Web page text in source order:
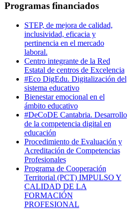
Programas financiados
STEP, de mejora de calidad,
inclusividad, eficacia y
pertinencia en el mercado
laboral.
Centro integrante de la Red
Estatal de centros de Excelencia
#Eco DigEdu. Digitalización del
sistema educativo
Bienestar emocional en el
ámbito educativo
#DeCoDE Cantabria. Desarrollo
de la competencia digital en
educación
Procedimiento de Evaluación y
Acreditación de Competencias
Profesionales
Programa de Cooperación
Territorial (PCT) IMPULSO Y
CALIDAD DE LA
FORMACIÓN
PROFESIONAL